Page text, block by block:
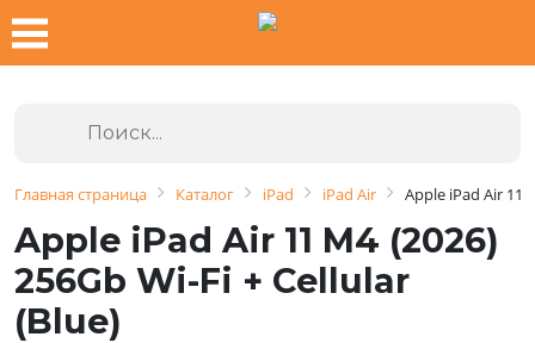
Главная страница Каталог iPad iPad Air Apple iPad Air 11
Apple iPad Air 11 M4 (2026)
256Gb Wi-Fi + Cellular
(Blue)